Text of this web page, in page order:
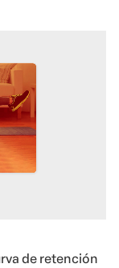
de retención